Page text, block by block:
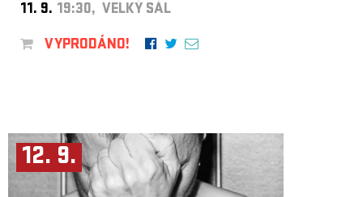
11. 9. 19:30, VELKÝ SÁL
VYPRODÁNO!
12. 9.